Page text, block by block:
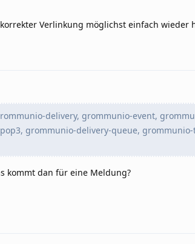
Verlinkung möglichst einfach wieder
delivery, grommunio-event,
grommunio-delivery-queue,
kommt dan für eine Meldung?